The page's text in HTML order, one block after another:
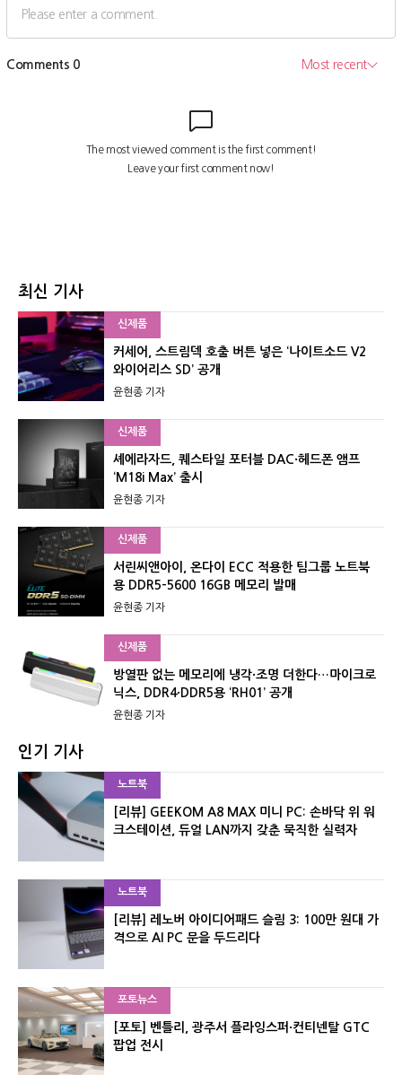
최신 기사
신제품
커세어, 스트림덱 호출 버튼 넣은 ‘나이트소드 V2
와이어리스 SD’ 공개
윤현종 기자
신제품
셰에라자드, 퀘스타일 포터블 DAC·헤드폰 앰프
‘M18i Max’ 출시
윤현종 기자
신제품
서린씨앤아이, 온다이 ECC 적용한 팀그룹 노트북
용 DDR5-5600 16GB 메모리 발매
윤현종 기자
신제품
방열판 없는 메모리에 냉각·조명 더한다…마이크로
닉스, DDR4·DDR5용 ‘RH01’ 공개
윤현종 기자
인기 기사
노트북
[리뷰] GEEKOM A8 MAX 미니 PC: 손바닥 위 워
크스테이션, 듀얼 LAN까지 갖춘 묵직한 실력자
노트북
[리뷰] 레노버 아이디어패드 슬림 3: 100만 원대 가
격으로 AI PC 문을 두드리다
포토뉴스
[포토] 벤틀리, 광주서 플라잉스퍼·컨티넨탈 GTC
팝업 전시